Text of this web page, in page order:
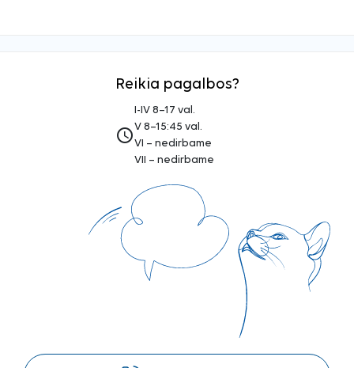
Reikia pagalbos?
access_time
I-IV 8–17 val.
V 8–15:45 val.
VI – nedirbame
VII – nedirbame